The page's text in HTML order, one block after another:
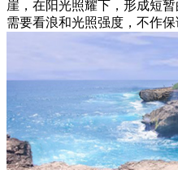
崖，在阳光照耀下，形成短
需要看浪和光照强度，不作保